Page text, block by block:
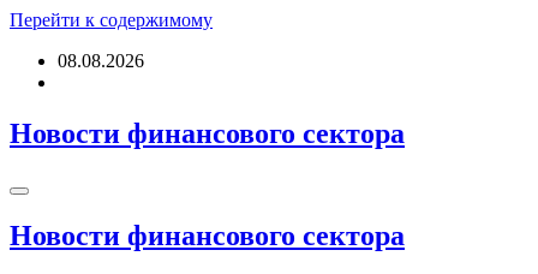
Перейти к содержимому
08.08.2026
Новости финансового сектора
Новости финансового сектора